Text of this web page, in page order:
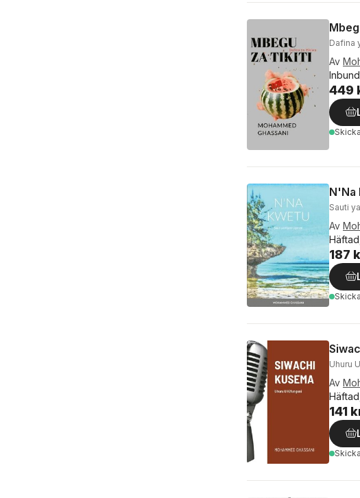
Dafina
Av
449
N'Na
Sauti
Av
187
Uhuru
Av
141